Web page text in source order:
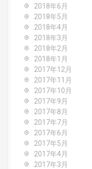
2018年6月
2018年5月
2018年4月
2018年3月
2018年2月
2018年1月
2017年12月
2017年11月
2017年10月
2017年9月
2017年8月
2017年7月
2017年6月
2017年5月
2017年4月
2017年3月